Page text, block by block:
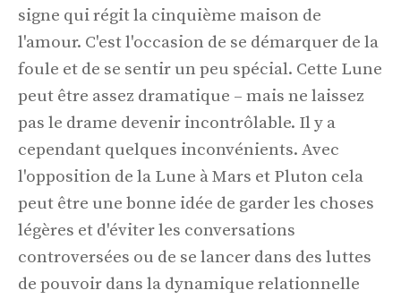
signe qui régit la cinquième maison de
l'amour. C'est l'occasion de se démarquer de la
foule et de se sentir un peu spécial. Cette Lune
peut être assez dramatique – mais ne laissez
pas le drame devenir incontrôlable. Il y a
cependant quelques inconvénients. Avec
l'opposition de la Lune à Mars et Pluton cela
peut être une bonne idée de garder les choses
légères et d'éviter les conversations
controversées ou de se lancer dans des luttes
de pouvoir dans la dynamique relationnelle